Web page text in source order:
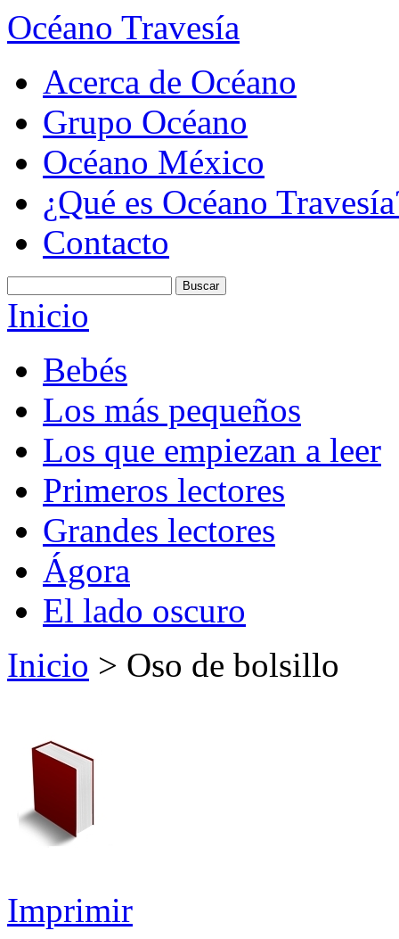
Océano Travesía
Acerca de Océano
Grupo Océano
Océano México
¿Qué es Océano
Contacto
Inicio
Bebés
Los más pequeños
Los que empiezan a leer
Primeros lectores
Grandes lectores
Ágora
El lado oscuro
Inicio > Oso de bolsillo
Imprimir